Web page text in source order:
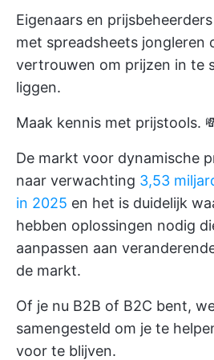
Eigenaars en
met spreadsheets jongleren
vertrouwen om prijzen in te
liggen.
Maak kennis met prijstools.
De markt voor dynamische
naar verwachting 3,53
in 2025 en het is duidelijk
hebben oplossingen nodig
aanpassen aan
de markt.
Of je nu B2B of B2C bent,
samengesteld om je te
voor te blijven.